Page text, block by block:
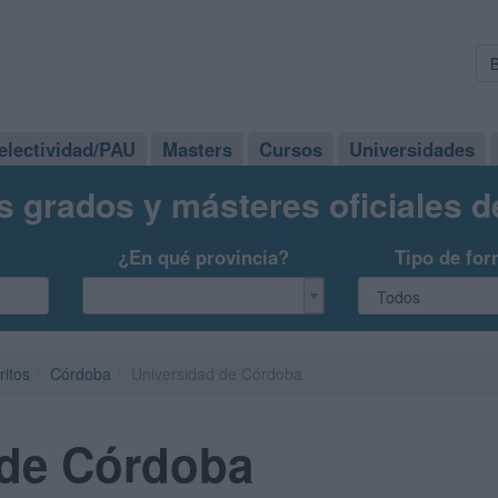
PAU Masters Cursos Universidades
grados y másteres oficiales
¿En qué provincia? Tipo de
Córdoba
Córdoba